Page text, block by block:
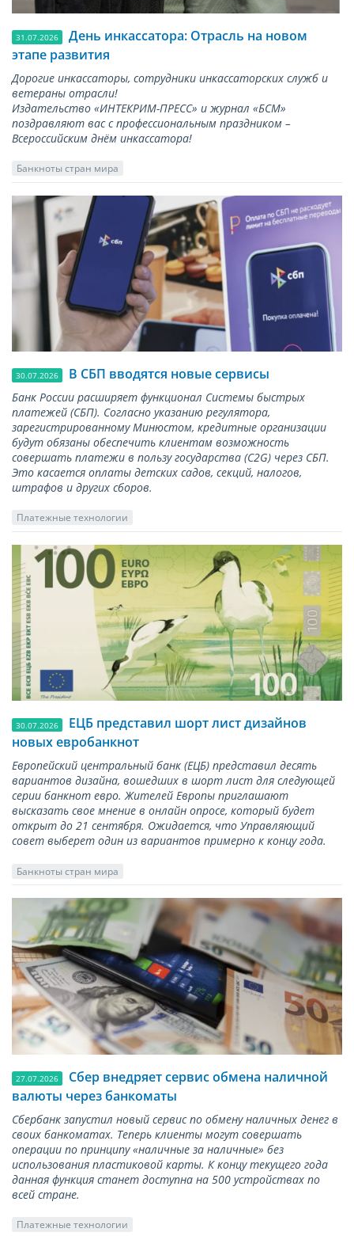
31.07.2026
День инкассатора: Отрасль на новом
этапе развития
Дорогие инкассаторы, сотрудники инкассаторских служб и
ветераны отрасли!
Издательство «ИНТЕКРИМ-ПРЕСС» и журнал «БСМ»
поздравляют вас с профессиональным праздником –
Всероссийским днём инкассатора!
Банкноты стран мира
30.07.2026 В СБП вводятся новые сервисы
Банк России расширяет функционал Системы быстрых
платежей (СБП). Согласно указанию регулятора,
зарегистрированному Минюстом, кредитные организации
будут обязаны обеспечить клиентам возможность
совершать платежи в пользу государства (С2G) через СБП.
Это касается оплаты детских садов, секций, налогов,
штрафов и других сборов.
Платежные технологии
30.07.2026
ЕЦБ представил шорт лист дизайнов
новых евробанкнот
Европейский центральный банк (ЕЦБ) представил десять
вариантов дизайна, вошедших в шорт лист для следующей
серии банкнот евро. Жителей Европы приглашают
высказать свое мнение в онлайн опросе, который будет
открыт до 21 сентября. Ожидается, что Управляющий
совет выберет один из вариантов примерно к концу года.
Банкноты стран мира
27.07.2026
Сбер внедряет сервис обмена наличной
валюты через банкоматы
Сбербанк запустил новый сервис по обмену наличных денег в
своих банкоматах. Теперь клиенты могут совершать
операции по принципу «наличные за наличные» без
использования пластиковой карты. К концу текущего года
данная функция станет доступна на 500 устройствах по
всей стране.
Платежные технологии